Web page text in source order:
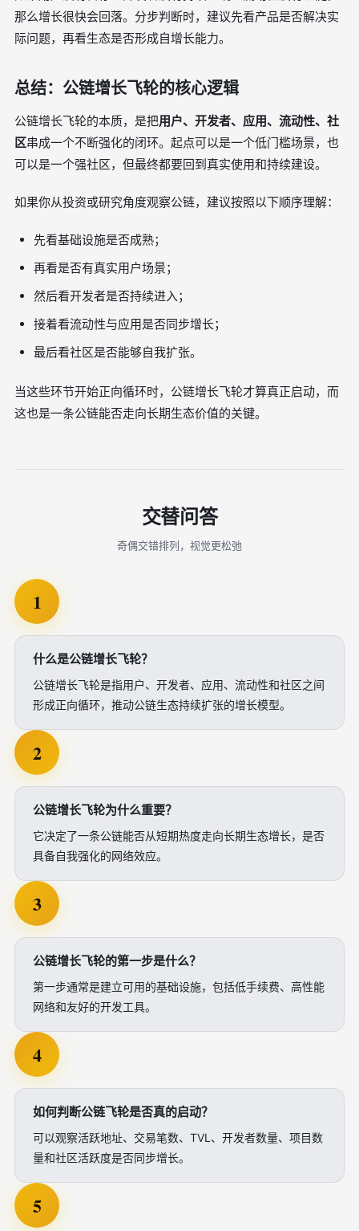
那么增长很快会回落。分步判断时，建议先看产品是否解决实
际问题，再看生态是否形成自增长能力。
总结：公链增长飞轮的核心逻辑
公链增长飞轮的本质，是把用户、开发者、应用、流动性、社
区串成一个不断强化的闭环。起点可以是一个低门槛场景，也
可以是一个强社区，但最终都要回到真实使用和持续建设。
如果你从投资或研究角度观察公链，建议按照以下顺序理解：
先看基础设施是否成熟；
再看是否有真实用户场景；
然后看开发者是否持续进入；
接着看流动性与应用是否同步增长；
最后看社区是否能够自我扩张。
当这些环节开始正向循环时，公链增长飞轮才算真正启动，而
这也是一条公链能否走向长期生态价值的关键。
交替问答
奇偶交错排列，视觉更松弛
1
什么是公链增长飞轮？
公链增长飞轮是指用户、开发者、应用、流动性和社区之间
形成正向循环，推动公链生态持续扩张的增长模型。
2
公链增长飞轮为什么重要？
它决定了一条公链能否从短期热度走向长期生态增长，是否
具备自我强化的网络效应。
3
公链增长飞轮的第一步是什么？
第一步通常是建立可用的基础设施，包括低手续费、高性能
网络和友好的开发工具。
4
如何判断公链飞轮是否真的启动？
可以观察活跃地址、交易笔数、TVL、开发者数量、项目数
量和社区活跃度是否同步增长。
5